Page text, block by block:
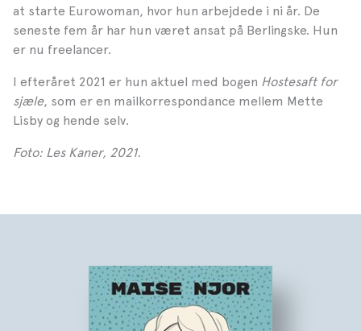
at starte Eurowoman, hvor hun arbejdede i ni år. De
seneste fem år har hun været ansat på Berlingske. Hun
er nu freelancer.
I efteråret 2021 er hun aktuel med bogen Hostesaft for
sjæle, som er en mailkorrespondance mellem Mette
Lisby og hende selv.
Foto: Les Kaner, 2021.